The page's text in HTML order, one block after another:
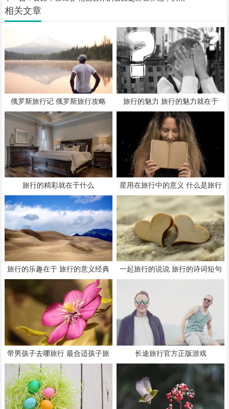
相关文章
俄罗斯旅行记 俄罗斯旅行攻略 旅行的魅力 旅行的魅力就在于
旅行的精彩就在于什么 星用在旅行中的意义 什么是旅行
旅行的乐趣在于 旅行的意义经典
句子
一起旅行的说说 旅行的诗词短句
带男孩子去哪旅行 最合适孩子旅
行的10个地方
长途旅行官方正版游戏